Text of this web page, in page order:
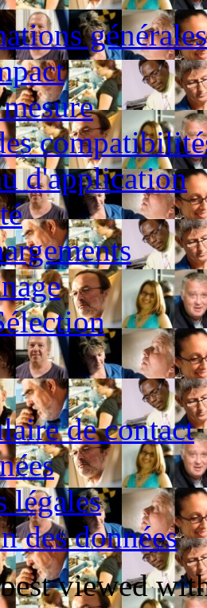
d'application
de contact
légales
des données
viewed